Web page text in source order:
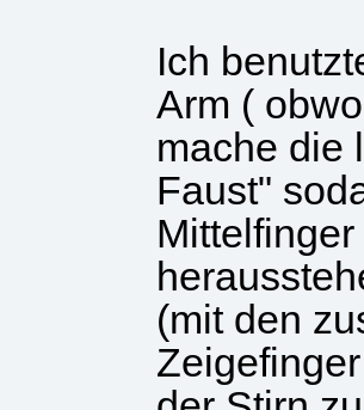
Ich
Arm (
mache die
Faust"
(mit den